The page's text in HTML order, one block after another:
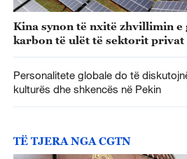
Kina synon të nxitë zhvillimin e
karbon të ulët të sektorit privat
Personalitete globale do të
kulturës dhe shkencës në Pekin
TË TJERA NGA CGTN